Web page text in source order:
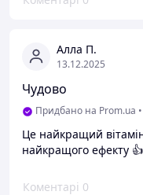
Алла П.
13.12.2025
Чудово
Придбано на Prom.ua •
Це найкращий
найкращого ефекту
Коментарі 0